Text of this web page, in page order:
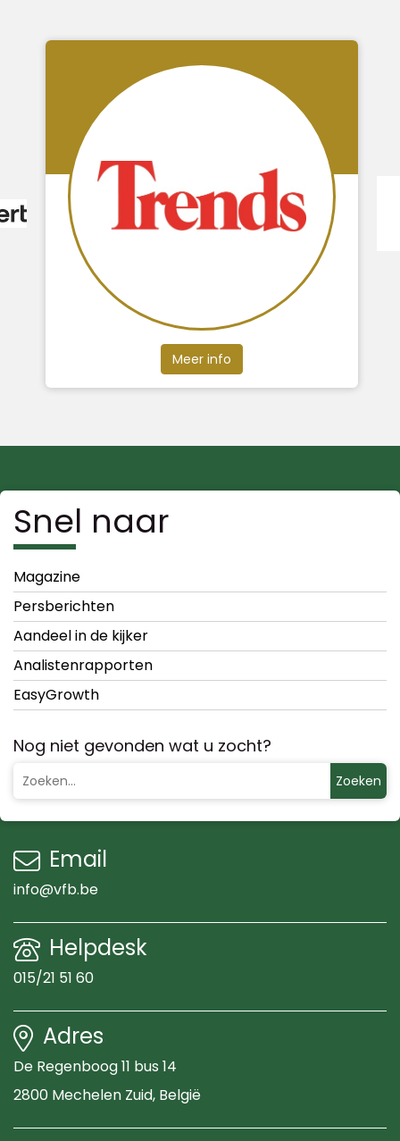
Meer info
Snel naar
Magazine
Persberichten
Aandeel in de kijker
Analistenrapporten
EasyGrowth
Nog niet gevonden wat u zocht?
Zoeken
Email
info@vfb.be
Helpdesk
015/21 51 60
Adres
De Regenboog 11 bus 14
2800 Mechelen Zuid, België